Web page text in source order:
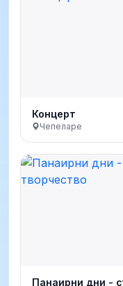
Концерт
Чепеларе
Панаирни дни -